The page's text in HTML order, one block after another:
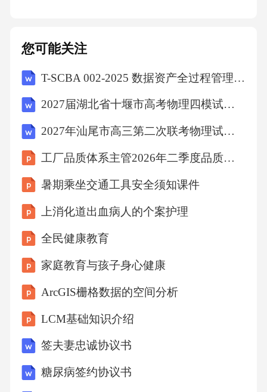
您可能关注
T-SCBA 002-2025 数据资产全过程管理区块链应用规范
2027届湖北省十堰市高考物理四模试卷（含答案解析）
2027年汕尾市高三第二次联考物理试卷（含答案解析）
工厂品质体系主管2026年二季度品质体系优化总结
暑期乘坐交通工具安全须知课件
上消化道出血病人的个案护理
全民健康教育
家庭教育与孩子身心健康
ArcGIS栅格数据的空间分析
LCM基础知识介绍
签夫妻忠诚协议书
糖尿病签约协议书